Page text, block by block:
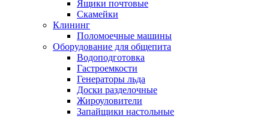
Ящики почтовые
Скамейки
Клининг
Поломоечные машины
Оборудование для общепита
Водоподготовка
Гастроемкости
Генераторы льда
Доски разделочные
Жироуловители
Запайщики настольные